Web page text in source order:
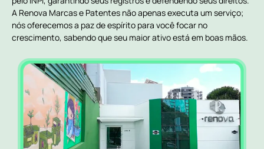
A Renova Marcas e Patentes não apenas executa um serviço;
nós oferecemos a paz de espírito para você focar no
crescimento, sabendo que seu maior ativo está em boas mãos.